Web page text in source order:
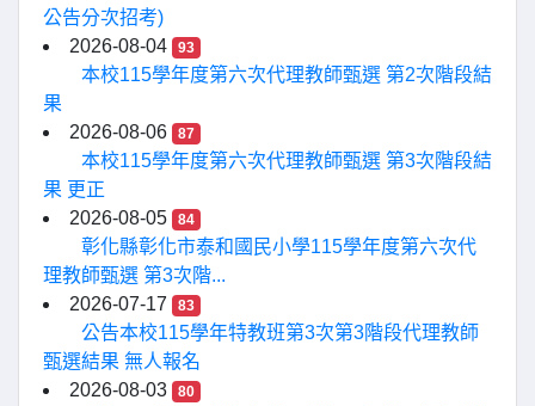
公告分次招考)
2026-08-04
93
本校115學年度第六次代理教師甄選 第2次階段結
果
2026-08-06
87
本校115學年度第六次代理教師甄選 第3次階段結
果 更正
2026-08-05
84
彰化縣彰化市泰和國民小學115學年度第六次代
理教師甄選 第3次階...
2026-07-17
83
公告本校115學年特教班第3次第3階段代理教師
甄選結果 無人報名
2026-08-03
80